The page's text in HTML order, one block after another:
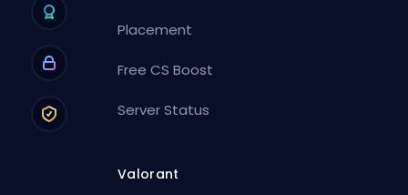
Placement
Free CS Boost
Server Status
Valorant